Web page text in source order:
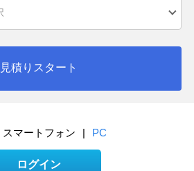
見積りスタート
スマートフォン | PC
ログイン